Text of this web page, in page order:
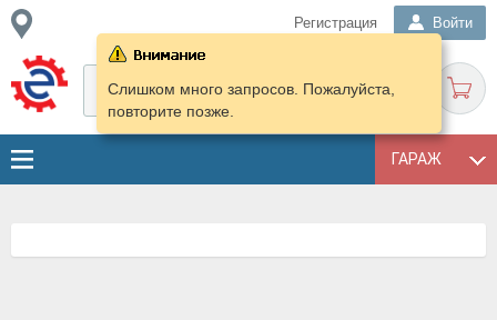
Регистрация Войти
ГАРАЖ
Слишком много запросов. Пожалуйста,
повторите позже.